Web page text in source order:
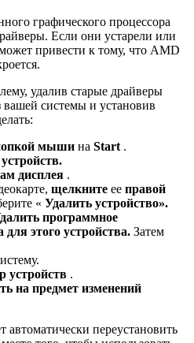
графического процессора
Если они устарели или
привести к тому, что AMD
удалив старые драйверы
вашей системы и установив
мыши на Start .
дисплея .
щелкните ее правой
« Удалить устройство».
программное
для этого устройства. Затем
устройств .
на предмет изменений
автоматически переустановить